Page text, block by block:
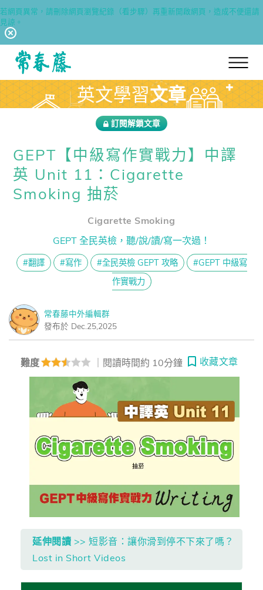
若網頁異常，請刪除網頁瀏覽紀錄（看步驟）再重新開啟網頁，造成不便還請
見諒。
回常春藤首頁 英文學習文章
訂閱解鎖文章
GEPT【中級寫作實戰力】中譯
英 Unit 11：Cigarette
Smoking 抽菸
Cigarette Smoking
GEPT 全民英檢，聽/說/讀/寫一次過！
#翻譯 #寫作 #全民英檢 GEPT 攻略
#GEPT 中級寫
作實戰力
常春藤中外編輯群
發布於 Dec.25,2025
難度 ｜閱讀時間約 10分鐘 收藏文章
延伸閱讀 >> 短影音：讓你滑到停不下來了嗎？
Lost in Short Videos